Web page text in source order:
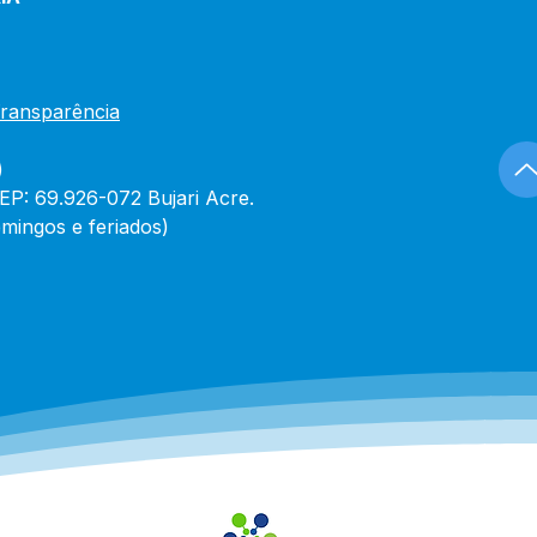
69.926-072 Bujari Acre.
e feriados)